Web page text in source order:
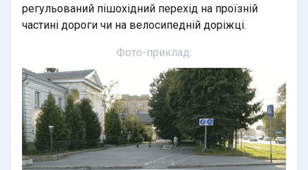
регульований пішохідний перехід на проїзній
частині дороги чи на велосипедній доріжці.
Фото-приклад: